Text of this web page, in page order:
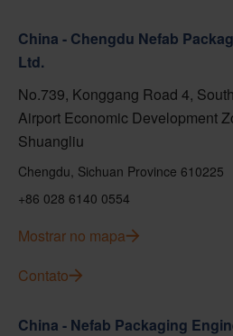
China - Chengdu Nefab
Ltd.
No.739, Konggang Road 4,
Airport Economic Development
Shuangliu
Chengdu, Sichuan Province 610225
+86 028 6140 0554
Mostrar no mapa
Contato
China - Nefab Packaging